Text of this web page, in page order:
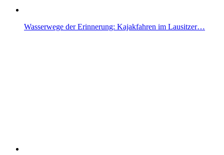
Wasserwege der Erinnerung: Kajakfahren im Lausitzer…